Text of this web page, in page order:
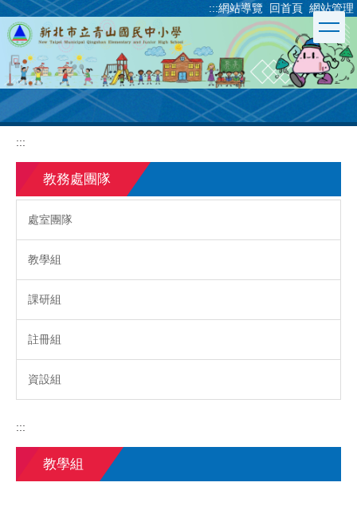
跳
到
主
要
內
容
區
:::網站導覽 回首頁 網站管理
:::
教務處團隊
處室團隊
教學組
課研組
註冊組
資設組
:::
教學組